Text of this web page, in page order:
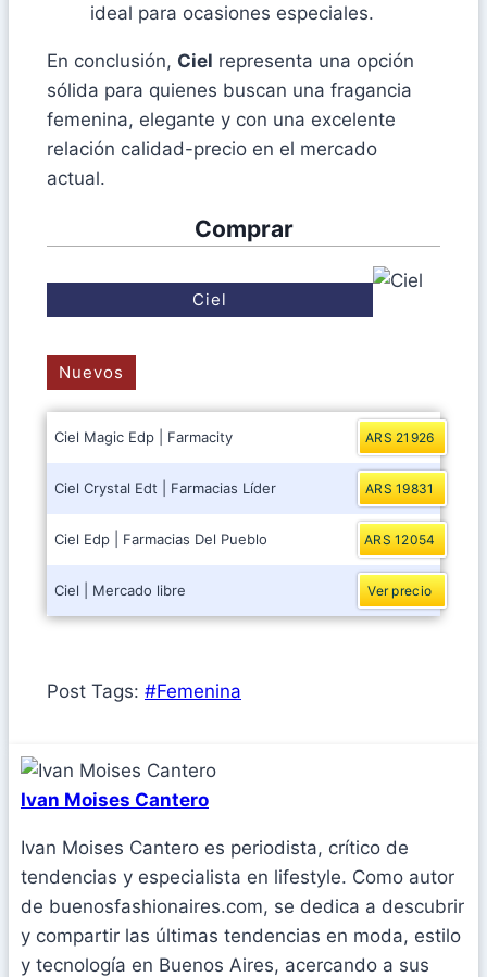
ideal para ocasiones especiales.
En conclusión, Ciel representa una opción
sólida para quienes buscan una fragancia
femenina, elegante y con una excelente
relación calidad-precio en el mercado
actual.
Comprar
Ciel
Nuevos
Ciel Magic Edp | Farmacity ARS 21926
Ciel Crystal Edt | Farmacias Líder ARS 19831
Ciel Edp | Farmacias Del Pueblo ARS 12054
Ciel | Mercado libre Ver precio
Post Tags: #Femenina
Ivan Moises Cantero
Ivan Moises Cantero es periodista, crítico de
tendencias y especialista en lifestyle. Como autor
de buenosfashionaires.com, se dedica a descubrir
y compartir las últimas tendencias en moda, estilo
y tecnología en Buenos Aires, acercando a sus